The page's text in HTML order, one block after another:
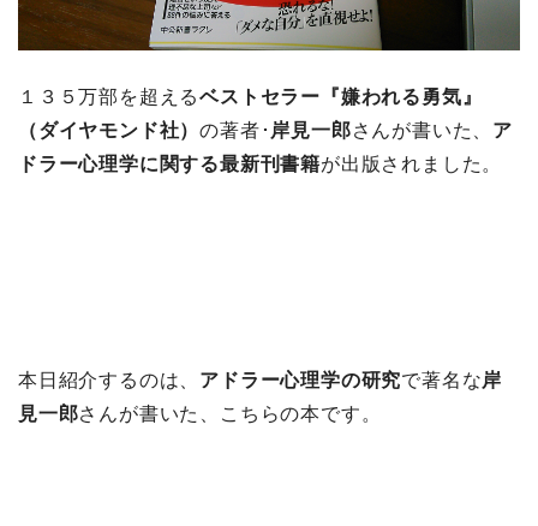
１３５万部を超えるベストセラー『嫌われる勇気』
（ダイヤモンド社）の著者･ 岸見一郎さんが書いた、 ア
ドラー心理学に関する最新刊書籍が出版されました。
本日紹介するのは、 アドラー心理学の研究で著名な岸
見一郎さんが書いた、こちらの本です。